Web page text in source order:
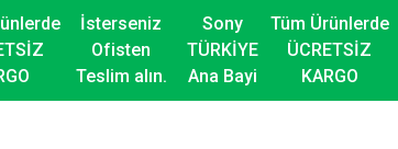
İsterseniz
Ofisten
Teslim alın.
Sony
TÜRKİYE
Ana Bayi
Tüm Ürünlerde
ÜCRETSİZ
KARGO